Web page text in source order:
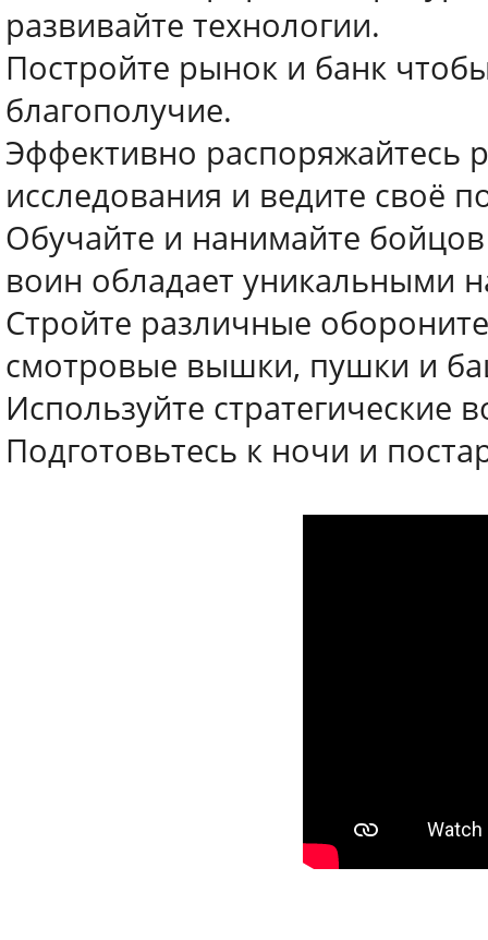
развивайте технологии.
Постройте рынок и банк
благополучие.
Эффективно распоряжайтесь
исследования и ведите своё
Обучайте и нанимайте
воин обладает уникальными
Стройте различные
смотровые вышки, пушки и
Используйте стратегические
Подготовьтесь к ночи и